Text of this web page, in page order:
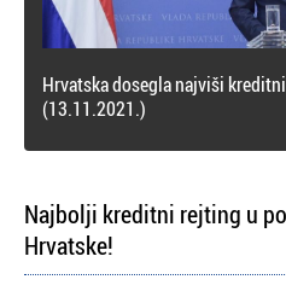
Hrvatska dosegla najviši
(13.11.2021.)
Najbolji kreditni rejting u
Hrvatske!